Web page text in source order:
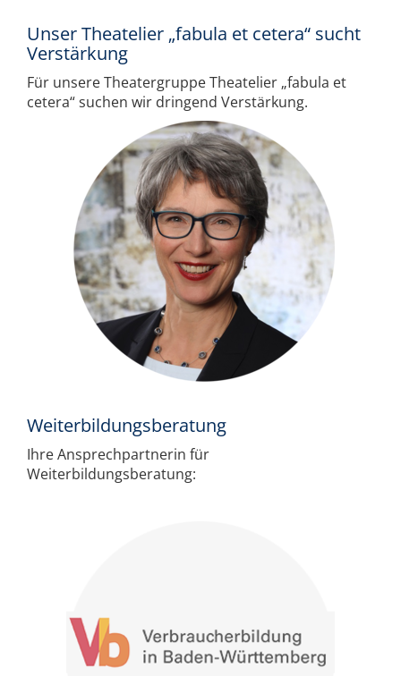
Unser Theatelier „fabula et cetera“ sucht
Verstärkung
Für unsere Theatergruppe Theatelier „fabula et
cetera“ suchen wir dringend Verstärkung.
Weiterbildungsberatung
Ihre Ansprechpartnerin für
Weiterbildungsberatung: